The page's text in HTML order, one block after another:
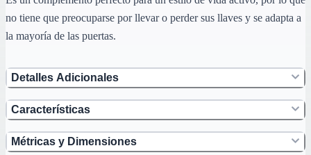
no tiene que preocuparse por llevar o perder sus llaves y se adapta a
la mayoría de las puertas.
Detalles Adicionales
Características
Métricas y Dimensiones